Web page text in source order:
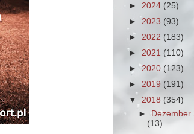
► 2024 (25)
► 2023 (93)
► 2022 (183)
► 2021 (110)
►2020 (123)
► 2019 (191)
▼ 2018 (354)
►Dezember
(13)